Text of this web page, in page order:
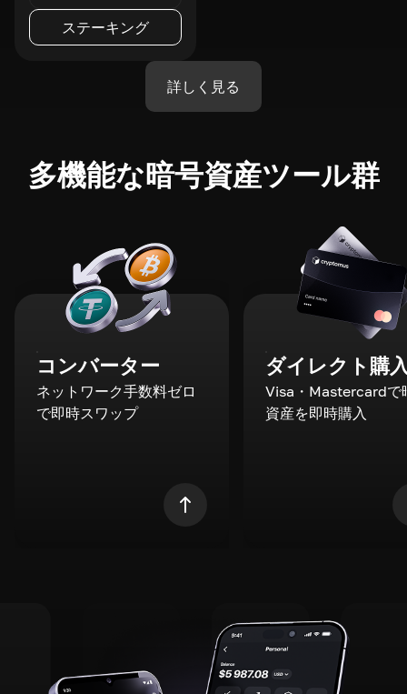
ステーキング
詳しく見る
多機能な暗号資産ツール群
コンバーター
ネットワーク手数料ゼロ
で即時スワップ
ダイレクト購
Visa・Mastercardで
資産を即時購入